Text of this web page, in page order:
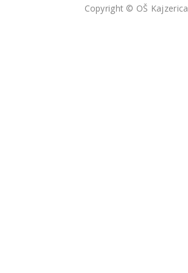
Copyright © OŠ Kajzerica